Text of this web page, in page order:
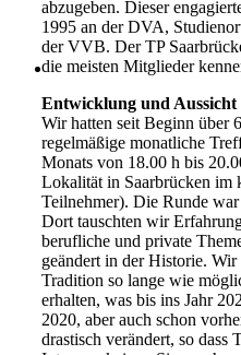
abzugeben. Dieser
1995 an der DVA,
der VVB. Der TP
die meisten Mitglieder
Entwicklung und Aussicht
Wir hatten seit Beginn über
regelmäßige monatliche
Monats von 18.00 h bis
Lokalität in Saarbrücken im
Teilnehmer). Die Runde
Dort tauschten wir
berufliche und private
geändert in der Historie. Wir
Tradition so lange wie
erhalten, was bis ins Jahr
2020, aber auch schon
drastisch verändert, so dass